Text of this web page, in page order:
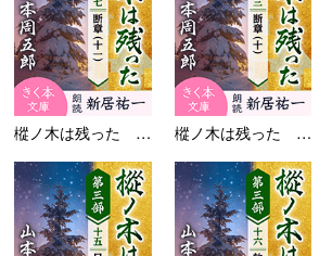
樅ノ木は残った 第三部... 樅ノ木は残った 第三部...